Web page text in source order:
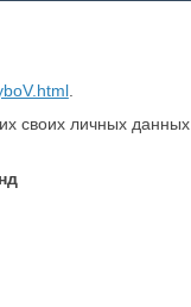
.
своих личных данных